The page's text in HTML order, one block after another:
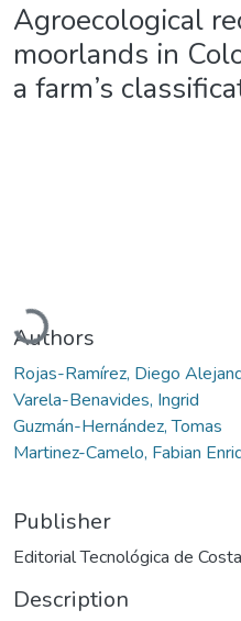
Agroecological
moorlands in
a farm’s
Loading...
Authors
Rojas-Ramírez, Diego
Varela-Benavides, Ingrid
Guzmán-Hernández, Tomas
Martinez-Camelo, Fabian
Publisher
Editorial Tecnológica de
Description